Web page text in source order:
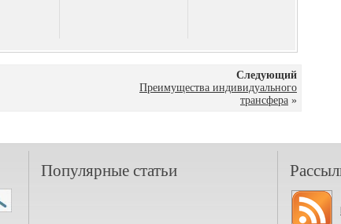
Следующий
Преимущества индивидуального
трансфера »
Популярные статьи